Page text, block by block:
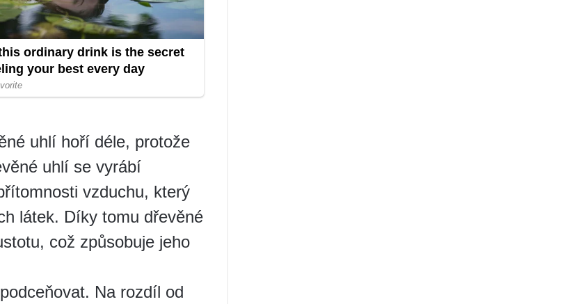
uhlí hoří déle, protože
uhlí se vyrábí
vzduchu, který
látek. Díky tomu dřevěné
což způsobuje jeho
Na rozdíl od